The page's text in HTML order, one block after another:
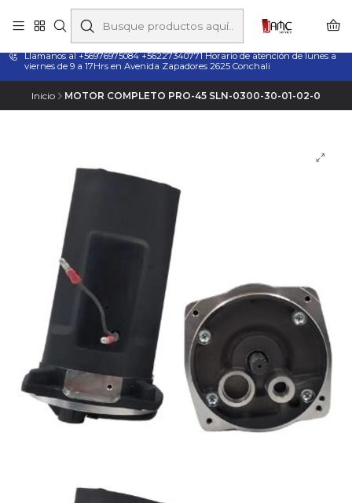
Taladros Magnéticos en Chile | Venta, Arriendo y Servicio
Técnico
Llamanos al +56976975084 +56227340771 Horario de atención de lunes a
viernes de 9 a 17Hrs en Avenida Zapadores 2625 Conchali
Inicio MOTOR COMPLETO PRO-45 SLN-0300-30-01-02-0